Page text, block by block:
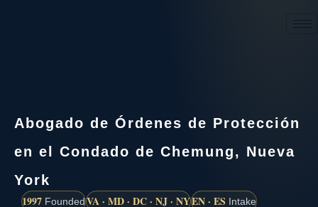
Abogado de Órdenes de Protección
en el Condado de Chemung, Nueva
York
1997 FoundedVA · MD · DC · NJ · NYEN · ES Intake